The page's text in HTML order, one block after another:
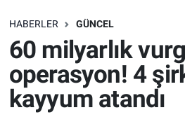
HABERLER GÜNCEL
60 milyarlık
operasyon! 4
kayyum atandı
SAĞLIK
EKONOMİ
EĞİTİM